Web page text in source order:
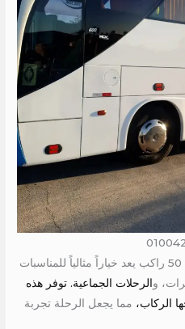
ولذلك إن استئجار سيارة مرسيدس 50 راكب يعد خياراً مثالياً للمناسبات
والرحلات الجماعية. توفر هذه
الركاب، مما يجعل الرحلة تجربة